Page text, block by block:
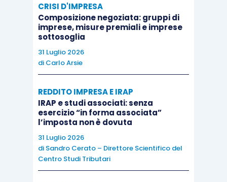
ALIQUOTA
ALIQUOTA
Fino a €
46.630
Da € 46.630
fino a €
77.717 (o €
101.427 per i
lavoratori
CRISI D'IMPRESA
Composizione negoziata: gruppi di
imprese, misure premiali e imprese
sottosoglia
31 Luglio 2026
di Carlo Arsie
REDDITO IMPRESA E IRAP
IRAP e studi associati: senza
esercizio “in forma associata”
l’imposta non è dovuta
31 Luglio 2026
di Sandro Cerato – Direttore Scientifico del
Centro Studi Tributari